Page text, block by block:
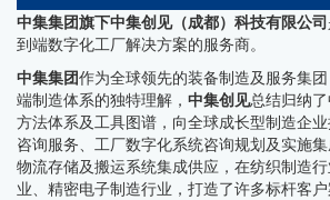
中集集团旗下中集创见（成都）科技有限公司
到端数字化工厂解决方案的服务商。
中集集团作为全球领先的装备制造及服务集
端制造体系的独特理解， 中集创见总结归纳
方法体系及工具图谱，向全球成长型制造企
咨询服务、工厂数字化系统咨询规划及实施
物流存储及搬运系统集成供应，在纺织制造
业、精密电子制造行业，打造了许多标杆客户